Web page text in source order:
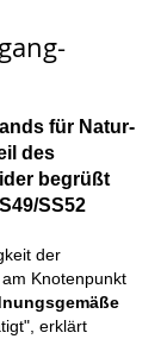
für Natur-
des
begrüßt
SS52
der
am Knotenpunkt
erklärt